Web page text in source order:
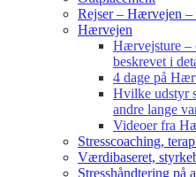
Rejser – Hærvejen –
Hærvejen
Hærvejsture –
beskrevet i
4 dage på
Hvilke udstyr
andre lange
Videoer fra
Stresscoaching,
Værdibaseret,
Stresshåndtering på